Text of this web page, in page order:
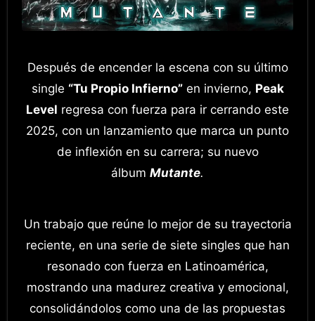
Después de encender la escena con su último
single “Tu Propio Infierno”en invierno, Peak
Level regresa con fuerza para ir cerrando este
2025, con un lanzamiento que marca un punto
de inflexión en su carrera; su nuevo
álbum Mutante.
Un trabajo que reúne lo mejor de su trayectoria
reciente, en una serie de siete singles que han
resonado con fuerza en Latinoamérica,
mostrando una madurez creativa y emocional,
consolidándolos como una de las propuestas